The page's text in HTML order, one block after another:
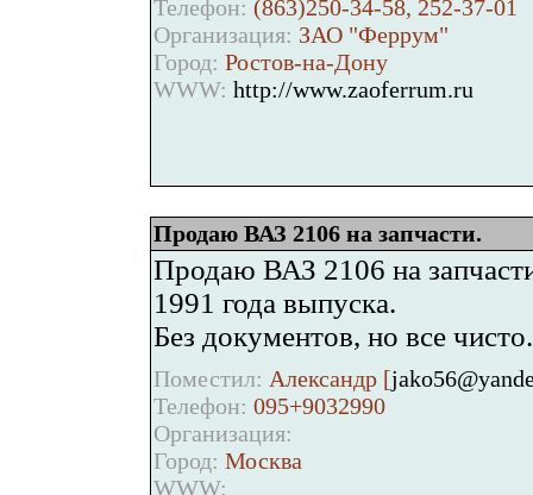
Телефон: (863)250-34-58, 252-37-01
Организация: ЗАО "Феррум"
Город: Ростов-на-Дону
WWW: http://www.zaoferrum.ru
Продаю ВАЗ 2106 на запчасти.
Продаю ВАЗ 2106 на
1991 года выпуска.
Без документов, но все чисто.
Поместил: Александр [
Телефон: 095+9032990
Организация:
Город: Москва
WWW: